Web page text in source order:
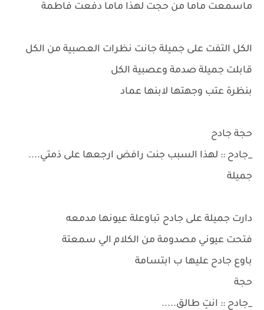
ماسمعت ماما من حجت لهذا ماما دفعت فاطمة
الكل التفت على جميلة جانت نظرات العصبية من الكل
قابلت جميلة صدمة وعصبية الكل
بنظرة عتب وجهتها لابنها عماد
حجة جادح
_جادح :: لهذا السبب جنت رافض ارجعها على ذمتي....
جميلة
دارت جميلة على جادح تباوعلة عيونها مدمعه
فتحت عيوني مصدومة من الكلام الي سمعتة
باوع جادح عليها ب ابتسامة
حجة
_جادح :: انتِ طالق.....